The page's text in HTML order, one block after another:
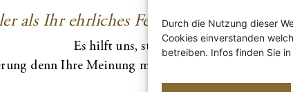
Durch die Nutzung dieser
Cookies einverstanden
betreiben. Infos finden Sie
als Ihr ehrliches Feedback!
Es hilft uns, stetig besser zu werden!
denn Ihre Meinung macht den Unterschied!